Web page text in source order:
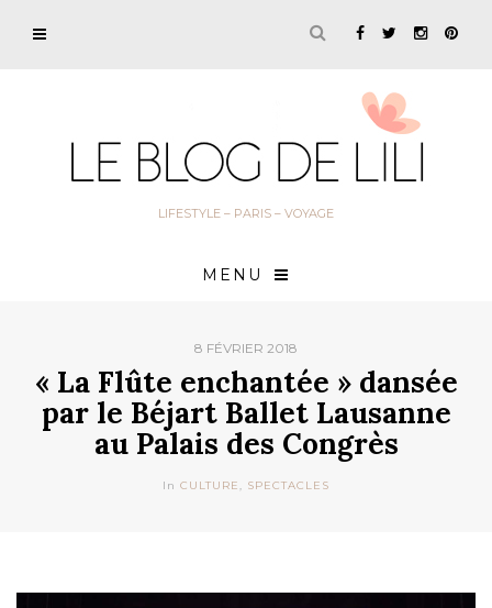
LIFESTYLE – PARIS – VOYAGE
MENU
8 FÉVRIER 2018
« La Flûte enchantée » dansée
par le Béjart Ballet Lausanne
au Palais des Congrès
In CULTURE, SPECTACLES